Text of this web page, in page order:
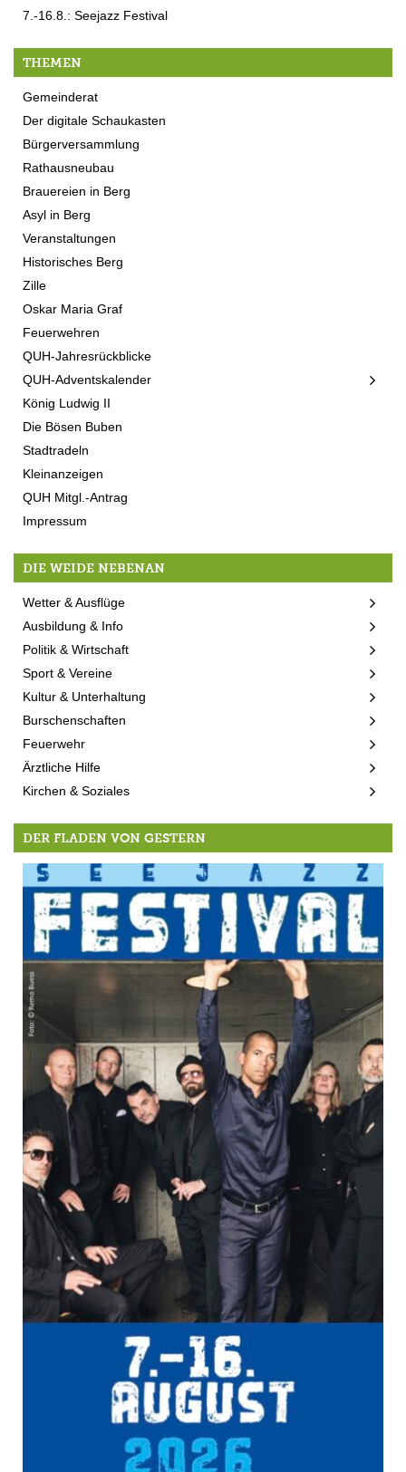
7.-16.8.: Seejazz Festival
THEMEN
Gemeinderat
Der digitale Schaukasten
Bürgerversammlung
Rathausneubau
Brauereien in Berg
Asyl in Berg
Veranstaltungen
Historisches Berg
Zille
Oskar Maria Graf
Feuerwehren
QUH-Jahresrückblicke
QUH-Adventskalender
König Ludwig II
Die Bösen Buben
Stadtradeln
Kleinanzeigen
QUH Mitgl.-Antrag
Impressum
DIE WEIDE NEBENAN
Wetter & Ausflüge
Ausbildung & Info
Politik & Wirtschaft
Sport & Vereine
Kultur & Unterhaltung
Burschenschaften
Feuerwehr
Ärztliche Hilfe
Kirchen & Soziales
DER FLADEN VON GESTERN